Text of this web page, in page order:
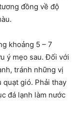
đồng về độ
khoảng 5 – 7
ý mẹo sau. Đối với
tránh những vị
gió. Phải thay
đá lạnh làm nước